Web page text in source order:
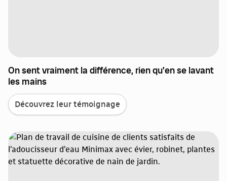
On sent vraiment la différence, rien qu'en se lavant
les mains
Découvrez leur témoignage